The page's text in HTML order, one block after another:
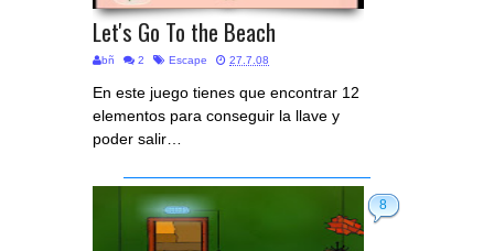
Let's Go To the Beach
bñ 2 Escape 27.7.08
En este juego tienes que encontrar 12
elementos para conseguir la llave y
poder salir…
8